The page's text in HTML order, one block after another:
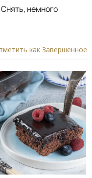
немного
как Завершенное